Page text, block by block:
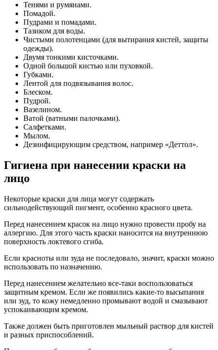
Тенями и румянами.
Помадой.
Пудрами и помадами.
Тазиком для воды.
Чистыми полотенцами (для вытирания кистей, защиты
одежды).
Двумя тонкими кисточками.
Одной большой кистью или пуховкой.
Губками.
Лентой для подвязывания волос.
Блеском.
Пудрой.
Вазелином.
Ватой (ватными палочками).
Салфетками.
Мылом.
Дезинфицирующим средством, например «Деттол».
Гигиена при нанесении краски на
лицо
Некоторые краски для лица могут содержать
сильнодействующий пигмент, особенно красного цвета.
Перед нанесением красок на лицо нужно провести пробу на
аллергию. Для этого часть краски наносится на внутреннюю
поверхность локтевого сгиба.
Если красноты или зуда не последовало, значит, краски можно
использовать по назначению.
Перед нанесением желательно все-таки воспользоваться
защитным кремом. Если же появились какие-то высыпания
или зуд, то кожу немедленно промывают водой и смазывают
успокаивающим кремом.
Также должен быть приготовлен мыльный раствор для кистей
и разных приспособлений.